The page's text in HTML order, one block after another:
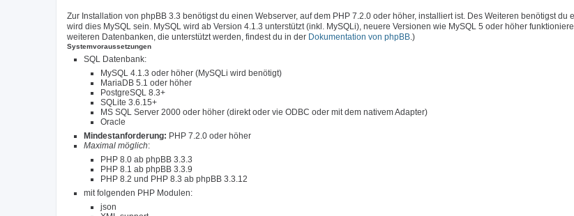
Zur Installation von phpBB 3.3 benötigst du einen Webserver, auf dem PHP 7.2.0 oder höher, installiert ist. Des Weiteren benötigst du
wird dies MySQL sein. MySQL wird ab Version 4.1.3 unterstützt (inkl. MySQLi), neuere Versionen wie MySQL 5 oder höher
weiteren Datenbanken, die unterstützt werden, findest du in der Dokumentation von phpBB .)
Systemvoraussetzungen
SQL Datenbank:
MySQL 4.1.3 oder höher (MySQLi wird benötigt)
MariaDB 5.1 oder höher
PostgreSQL 8.3+
SQLite 3.6.15+
MS SQL Server 2000 oder höher (direkt oder vie ODBC oder mit dem nativem Adapter)
Oracle
Mindestanforderung: PHP 7.2.0 oder höher
Maximal möglich:
PHP 8.0 ab phpBB 3.3.3
PHP 8.1 ab phpBB 3.3.9
PHP 8.2 und PHP 8.3 ab phpBB 3.3.12
mit folgenden PHP Modulen:
json